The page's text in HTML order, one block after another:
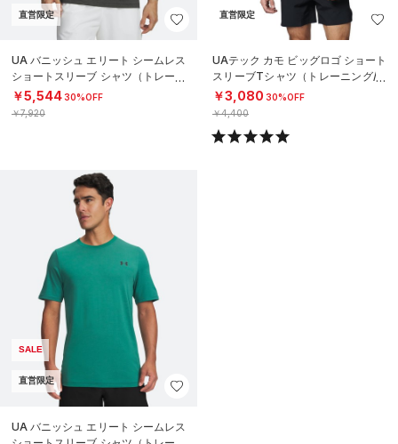
直営限定
UA バニッシュ エリート シームレス
ショートスリーブ シャツ（トレーニ
ング/MEN）
￥5,54430%OFF
￥7,920
直営限定
UAテック カモ ビッグロゴ ショート
スリーブTシャツ（トレーニング/M
EN）
￥3,080 30%OFF
￥4,400
SALE
直営限定
UA バニッシュ エリート シームレス